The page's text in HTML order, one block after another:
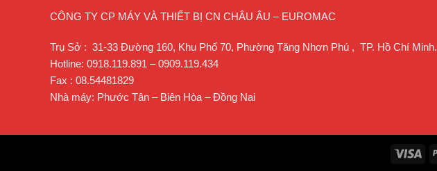
CÔNG TY CP MÁY VÀ THIẾT BỊ CN CHÂU ÂU – EUROMAC
Trụ Sở : 31-33 Đường 160, Khu Phố 70, Phường Tăng Nhơn Phú , TP. Hồ Chí Minh.
Hotline: 0918.119.891 – 0909.119.434
Fax : 08.54481829
Nhà máy: Phước Tân – Biên Hòa – Đồng Nai